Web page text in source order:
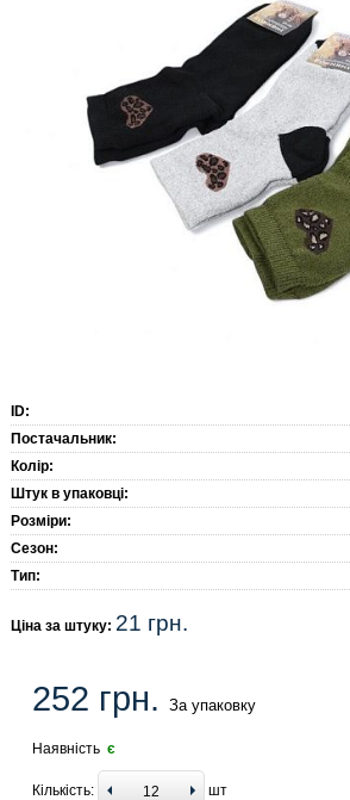
ID:
Постачальник:
Колір:
Штук в упаковці:
Розміри:
Сезон:
Тип:
Ціна за штуку: 21 грн.
252 грн. За упаковку
Наявність є
Кількість: шт